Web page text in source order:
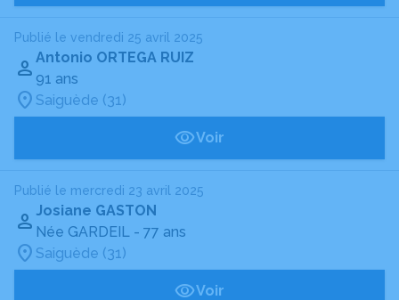
Publié le vendredi 25 avril 2025
Antonio ORTEGA RUIZ
91 ans
Saiguède (31)
Voir
Publié le mercredi 23 avril 2025
Josiane GASTON
Née GARDEIL - 77 ans
Saiguède (31)
Voir